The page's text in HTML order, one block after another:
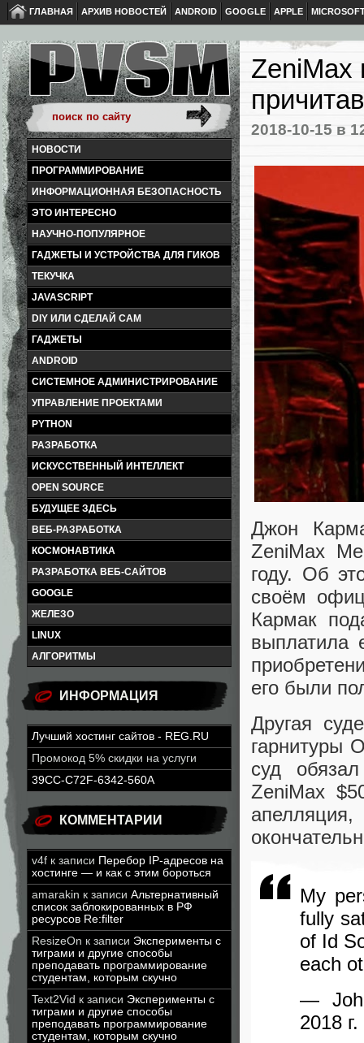
ГЛАВНАЯ АРХИВ НОВОСТЕЙ ANDROID GOOGLE APPLE
НОВОСТИ
ПРОГРАММИРОВАНИЕ
ИНФОРМАЦИОННАЯ БЕЗОПАСНОСТЬ
ЭТО ИНТЕРЕСНО
НАУЧНО-ПОПУЛЯРНОЕ
ГАДЖЕТЫ И УСТРОЙСТВА ДЛЯ ГИКОВ
ТЕКУЧКА
JAVASCRIPT
DIY ИЛИ СДЕЛАЙ САМ
ГАДЖЕТЫ
ANDROID
СИСТЕМНОЕ АДМИНИСТРИРОВАНИЕ
УПРАВЛЕНИЕ ПРОЕКТАМИ
PYTHON
РАЗРАБОТКА
ИСКУССТВЕННЫЙ ИНТЕЛЛЕКТ
OPEN SOURCE
БУДУЩЕЕ ЗДЕСЬ
ВЕБ-РАЗРАБОТКА
КОСМОНАВТИКА
РАЗРАБОТКА ВЕБ-САЙТОВ
GOOGLE
ЖЕЛЕЗО
LINUX
АЛГОРИТМЫ
ИНФОРМАЦИЯ
Лучший хостинг сайтов - REG.RU
Промокод 5% скидки на услуги
39CC-C72F-6342-560A
КОММЕНТАРИИ
v4f к записи Перебор IP-адресов на
хостинге — и как с этим бороться
amarakin к записи Альтернативный
список заблокированных в РФ
ресурсов Re:filter
ResizeOn к записи Эксперименты с
тиграми и другие способы
преподавать программирование
студентам, которым скучно
Text2Vid к записи Эксперименты с
тиграми и другие способы
преподавать программирование
студентам, которым скучно
ZeniMax
2018-10-15 в
Джон
ZeniMax
году. Об
своём
Кармак
выплатила
его были
Другая
гарнитуры
суд
ZeniMax
My
fully
of Id
each
—
2018 г.